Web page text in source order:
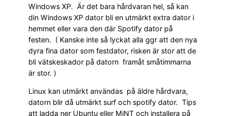
Windows XP. Är det bara hårdvaran hel, så kan
din Windows XP dator bli en utmärkt extra dator i
hemmet eller vara den där Spotify dator på
festen. ( Kanske inte så lyckat alla ggr att den nya
dyra fina dator som festdator, risken är stor att de
bli vätskeskador på datorn framåt småtimmarna
är stor. )
Linux kan utmärkt användas på äldre hårdvara,
datorn blir då utmärkt surf och spotify dator. Tips
att ladda ner Ubuntu eller MiNT och installera på